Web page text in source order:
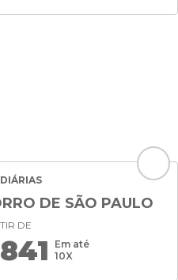
DE SÃO PAULO
DE
Em até
10X